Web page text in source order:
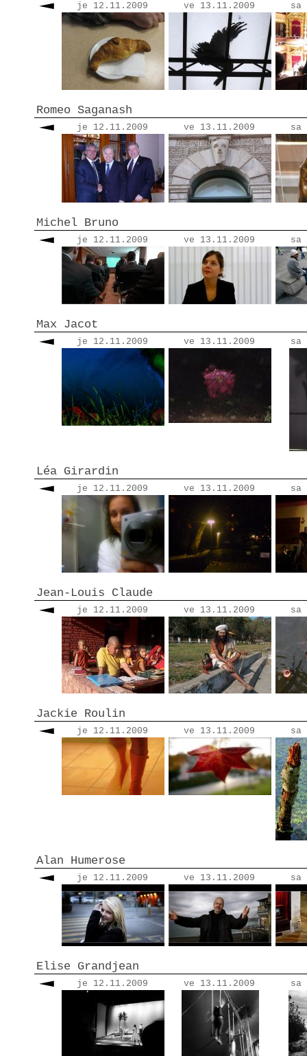
je 12.11.2009 ve 13.11.2009 sa
Romeo Saganash
je 12.11.2009 ve 13.11.2009 sa
Michel Bruno
je 12.11.2009 ve 13.11.2009 sa
Max Jacot
je 12.11.2009 ve 13.11.2009 sa
Léa Girardin
je 12.11.2009 ve 13.11.2009 sa
Jean-Louis Claude
je 12.11.2009 ve 13.11.2009 sa
Jackie Roulin
je 12.11.2009 ve 13.11.2009 sa
Alan Humerose
je 12.11.2009 ve 13.11.2009 sa
Elise Grandjean
je 12.11.2009 ve 13.11.2009 sa